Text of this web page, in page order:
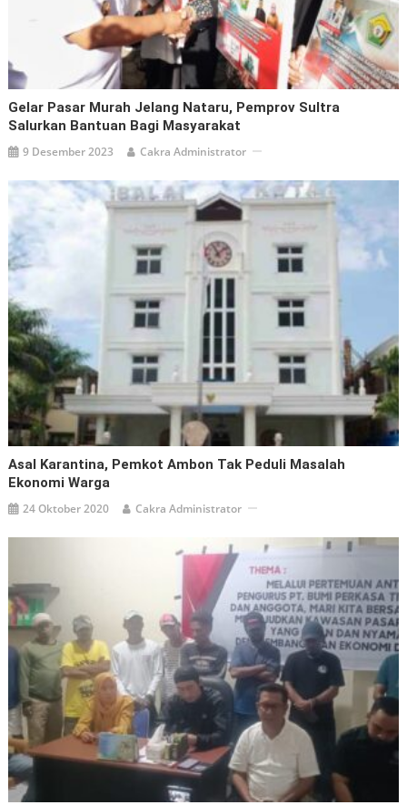
Gelar Pasar Murah Jelang Nataru, Pemprov Sultra
Salurkan Bantuan Bagi Masyarakat
9 Desember 2023 Cakra Administrator
Asal Karantina, Pemkot Ambon Tak Peduli Masalah
Ekonomi Warga
24 Oktober 2020 Cakra Administrator